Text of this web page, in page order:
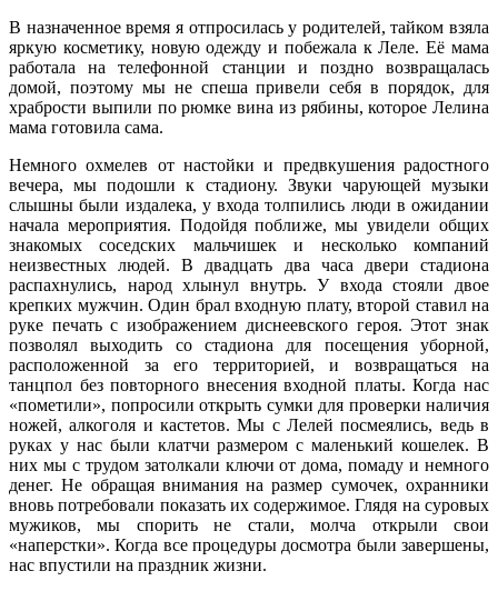
В назначенное время я отпросилась у родителей, тайком взяла
яркую косметику, новую одежду и побежала к Леле. Её мама
работала на телефонной станции и поздно возвращалась
домой, поэтому мы не спеша привели себя в порядок, для
храбрости выпили по рюмке вина из рябины, которое Лелина
мама готовила сама.
Немного охмелев от настойки и предвкушения радостного
вечера, мы подошли к стадиону. Звуки чарующей музыки
слышны были издалека, у входа толпились люди в ожидании
начала мероприятия. Подойдя поближе, мы увидели общих
знакомых соседских мальчишек и несколько компаний
неизвестных людей. В двадцать два часа двери стадиона
распахнулись, народ хлынул внутрь. У входа стояли двое
крепких мужчин. Один брал входную плату, второй ставил на
руке печать с изображением диснеевского героя. Этот знак
позволял выходить со стадиона для посещения уборной,
расположенной за его территорией, и возвращаться на
танцпол без повторного внесения входной платы. Когда нас
«пометили», попросили открыть сумки для проверки наличия
ножей, алкоголя и кастетов. Мы с Лелей посмеялись, ведь в
руках у нас были клатчи размером с маленький кошелек. В
них мы с трудом затолкали ключи от дома, помаду и немного
денег. Не обращая внимания на размер сумочек, охранники
вновь потребовали показать их содержимое. Глядя на суровых
мужиков, мы спорить не стали, молча открыли свои
«наперстки». Когда все процедуры досмотра были завершены,
нас впустили на праздник жизни.